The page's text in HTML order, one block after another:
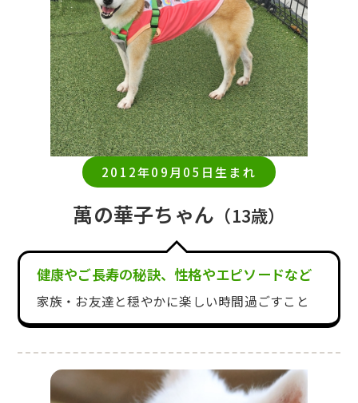
2012年09月05日生まれ
萬の華子ちゃん （13歳）
健康やご長寿の秘訣、性格やエピソードなど
家族・お友達と穏やかに楽しい時間過ごすこと